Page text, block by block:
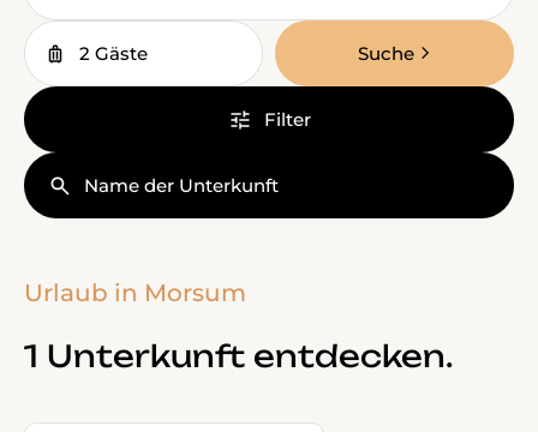
2 Gäste Suche
Filter
Name der Unterkunft
Urlaub in Morsum
1 Unterkunft entdecken.